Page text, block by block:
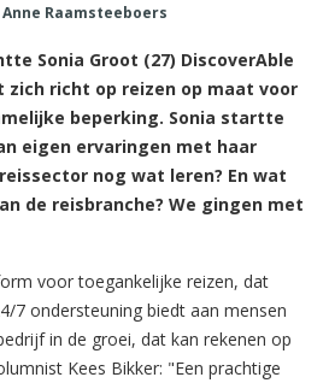
Anne Raamsteeboers
Sonia Groot (27) DiscoverAble
zich richt op reizen op maat voor
beperking. Sonia startte
eigen ervaringen met haar
nog wat leren? En wat
de reisbranche? We gingen met
voor toegankelijke reizen, dat
7 ondersteuning biedt aan mensen
in de groei, dat kan rekenen op
Kees Bikker: "Een prachtige